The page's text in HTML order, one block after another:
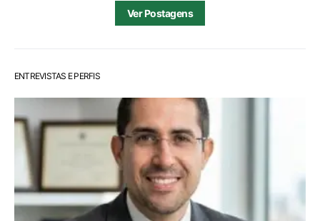
Ver Postagens
ENTREVISTAS E PERFIS